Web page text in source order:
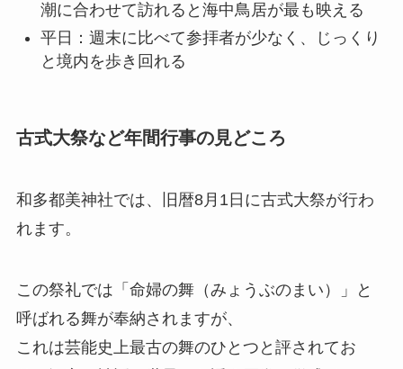
潮に合わせて訪れると海中鳥居が最も映える
平日：週末に比べて参拝者が少なく、じっくり
と境内を歩き回れる
古式大祭など年間行事の見どころ
和多都美神社では、旧暦8月1日に古式大祭が行わ
れます。
この祭礼では「命婦の舞（みょうぶのまい）」と
呼ばれる舞が奉納されますが、
これは芸能史上最古の舞のひとつと評されてお